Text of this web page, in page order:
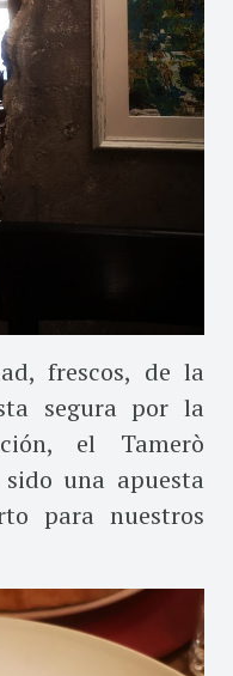
frescos, de la
segura por la
el Tamerò
una apuesta
para nuestros